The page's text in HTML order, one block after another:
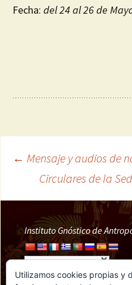
Fecha: del 24 al 26 de
Navegación
de
entradas
← Mensaje y audios de
Circulares de la
Instituto Gnóstico de
Utilizamos cookies propias y